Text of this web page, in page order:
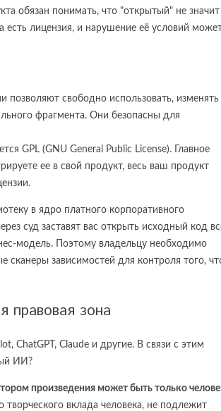
обязан понимать, что "открытый" не значит
лицензия, и нарушение её условий
позволяют свободно использовать, изменять
фрагмента. Они безопасны для
GPL (GNU General Public License). Главное
ее в свой продукт, весь ваш продукт
в ядро платного корпоративного
суд заставят вас открыть исходный код
модель. Поэтому владельцу необходимо
сканеры зависимостей для контроля того,
правовая зона
ChatGPT, Claude и другие. В связи с этим
ИИ?
произведения может быть только
вклада человека, не подлежит